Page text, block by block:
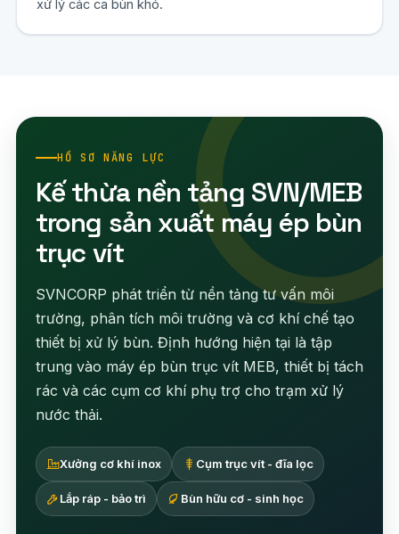
xử lý các ca bùn khó.
HỒ SƠ NĂNG LỰC
Kế thừa nền tảng SVN/MEB
trong sản xuất máy ép bùn
trục vít
SVNCORP phát triển từ nền tảng tư vấn môi
trường, phân tích môi trường và cơ khí chế tạo
thiết bị xử lý bùn. Định hướng hiện tại là tập
trung vào máy ép bùn trục vít MEB, thiết bị tách
rác và các cụm cơ khí phụ trợ cho trạm xử lý
nước thải.
Xưởng cơ khí inox Cụm trục vít - đĩa lọc
Lắp ráp - bảo trì Bùn hữu cơ - sinh học